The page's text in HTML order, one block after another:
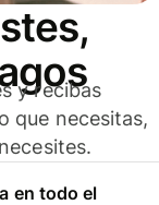
y recibas
que necesitas,
en todo el